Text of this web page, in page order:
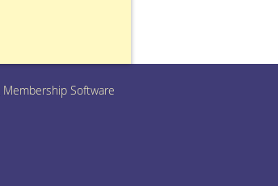
Membership Software